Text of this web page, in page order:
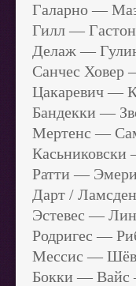
Галарно —
Гилл —
Делаж —
Санчес Ховер
Цакаревич —
Бандекки —
Мертенс —
Ратти —
Дарт /
Эстевес —
Родригес —
Мессис —
Бокки — Вайс